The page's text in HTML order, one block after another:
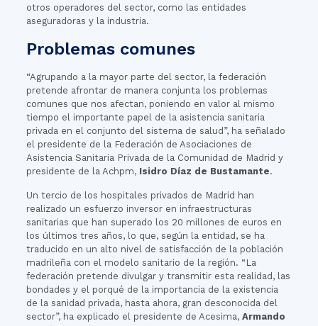
otros operadores del sector, como las entidades
aseguradoras y la industria.
Problemas comunes
“Agrupando a la mayor parte del sector, la federación
pretende afrontar de manera conjunta los problemas
comunes que nos afectan, poniendo en valor al mismo
tiempo el importante papel de la asistencia sanitaria
privada en el conjunto del sistema de salud”, ha señalado
el presidente de la Federación de Asociaciones de
Asistencia Sanitaria Privada de la Comunidad de Madrid y
presidente de la Achpm,Isidro Díaz de Bustamante.
Un tercio de los hospitales privados de Madrid han
realizado un esfuerzo inversor en infraestructuras
sanitarias que han superado los 20 millones de euros en
los últimos tres años, lo que, según la entidad, se ha
traducido en un alto nivel de satisfacción de la población
madrileña con el modelo sanitario de la región. “La
federación pretende divulgar y transmitir esta realidad, las
bondades y el porqué de la importancia de la existencia
de la sanidad privada, hasta ahora, gran desconocida del
sector”, ha explicado el presidente de Acesima, Armando